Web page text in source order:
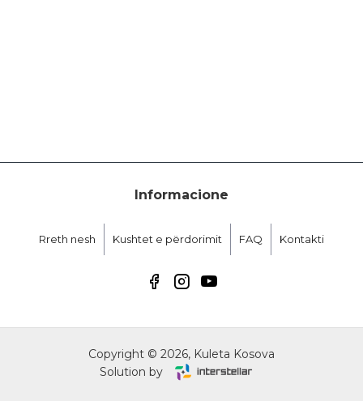
Informacione
Rreth nesh Kushtet e përdorimit FAQ Kontakti
Copyright © 2026, Kuleta Kosova
Solution by